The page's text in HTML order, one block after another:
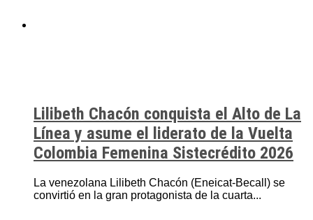
Lilibeth Chacón conquista el Alto de La
Línea y asume el liderato de la Vuelta
Colombia Femenina Sistecrédito 2026
La venezolana Lilibeth Chacón (Eneicat-Becall) se
convirtió en la gran protagonista de la cuarta...